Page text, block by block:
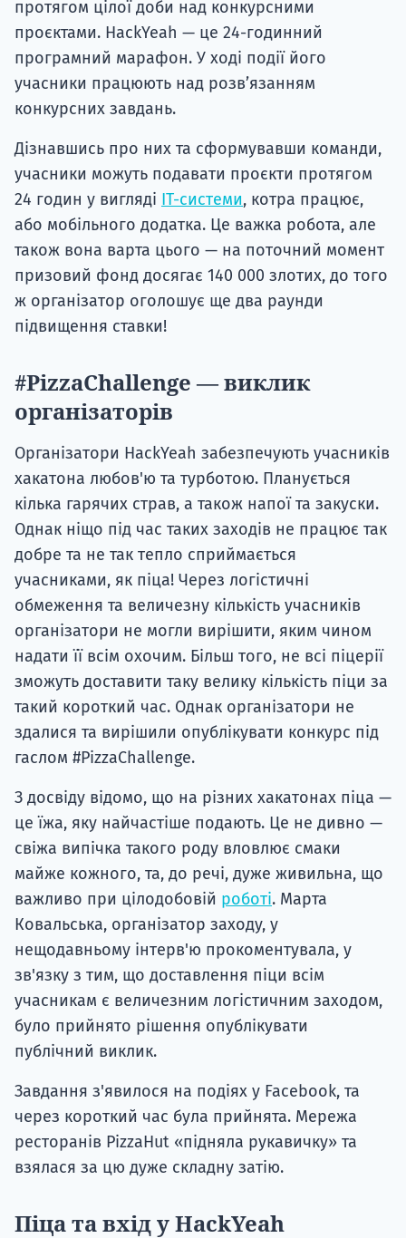
протягом цілої доби над конкурсними
проєктами. HackYeah — це 24-годинний
програмний марафон. У ході події його
учасники працюють над розв’язанням
конкурсних завдань.
Дізнавшись про них та сформувавши команди,
учасники можуть подавати проєкти протягом
24 годин у вигляді ІТ-системи, котра працює,
або мобільного додатка. Це важка робота, але
також вона варта цього — на поточний момент
призовий фонд досягає 140 000 злотих, до того
ж організатор оголошує ще два раунди
підвищення ставки!
#PizzaChallenge — виклик
організаторів
Організатори HackYeah забезпечують учасників
хакатона любов'ю та турботою. Планується
кілька гарячих страв, а також напої та закуски.
Однак ніщо під час таких заходів не працює так
добре та не так тепло сприймається
учасниками, як піца! Через логістичні
обмеження та величезну кількість учасників
організатори не могли вирішити, яким чином
надати її всім охочим. Більш того, не всі піцерії
зможуть доставити таку велику кількість піци за
такий короткий час. Однак організатори не
здалися та вирішили опублікувати конкурс під
гаслом #PizzaChallenge.
З досвіду відомо, що на різних хакатонах піца —
це їжа, яку найчастіше подають. Це не дивно —
свіжа випічка такого роду вловлює смаки
майже кожного, та, до речі, дуже живильна, що
важливо при цілодобовій роботі. Марта
Ковальська, організатор заходу, у
нещодавньому інтерв'ю прокоментувала, у
зв'язку з тим, що доставлення піци всім
учасникам є величезним логістичним заходом,
було прийнято рішення опублікувати
публічний виклик.
Завдання з'явилося на подіях у Facebook, та
через короткий час була прийнята. Мережа
ресторанів PizzaHut «підняла рукавичку» та
взялася за цю дуже складну затію.
Піца та вхід у HackYeah